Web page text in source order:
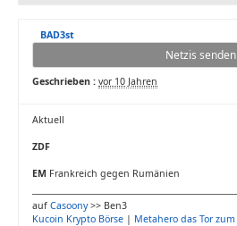
BAD3st
Netzis senden
Geschrieben : vor 10 Jahren
Aktuell
ZDF
EM Frankreich gegen Rumänien
auf Casoony>> Ben3
Kucoin Krypto Börse | Metahero das Tor